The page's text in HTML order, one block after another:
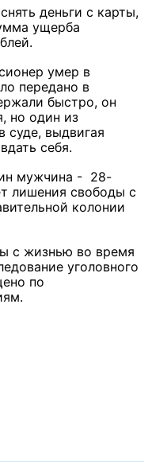
деньги с карты,
ущерба
умер в
передано в
быстро, он
но один из
суде, выдвигая
себя.
мужчина - 28-
лишения свободы с
колонии
с жизнью во время
уголовного
по